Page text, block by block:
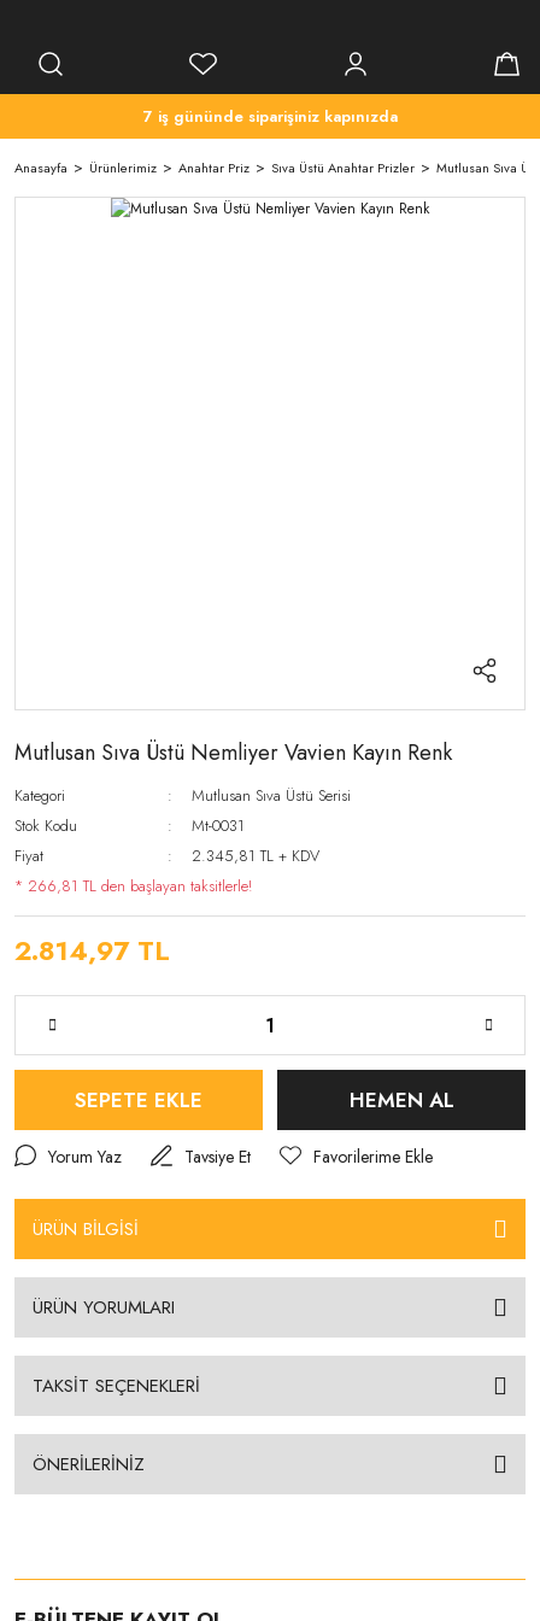
7 iş gününde siparişiniz kapınızda
Anasayfa Ürünlerimiz Anahtar Priz Sıva Üstü Anahtar Prizler Mutlusan Sıva
Mutlusan Sıva Üstü Nemliyer Vavien Kayın Renk
Kategori
Mutlusan Sıva Üstü Serisi
Stok Kodu
Mt-0031
Fiyat
2.345,81 TL + KDV
* 266,81 TL den başlayan taksitlerle!
2.814,97 TL
SEPETE EKLE HEMEN AL
Yorum Yaz Tavsiye Et
ÜRÜN BİLGİSİ
ÜRÜN YORUMLARI
TAKSİT SEÇENEKLERİ
ÖNERİLERİNİZ